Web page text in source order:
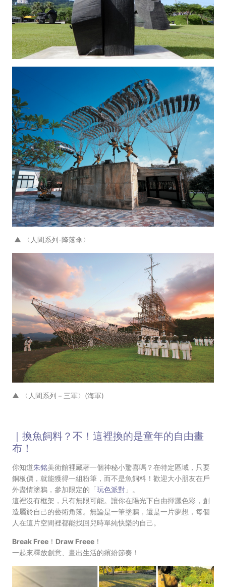
▲ 〈人間系列-降落傘〉
▲ 〈人間系列－三軍〉(海軍)
｜換魚飼料？不！這裡換的是童年的自由畫
布！
你知道朱銘美術館裡藏著一個神秘小驚喜嗎？在特定區域，只要
銅板價，就能獲得一組粉筆，而不是魚飼料！歡迎大小朋友在戶
外盡情塗鴉，參加限定的「 玩色派對 」。
這裡沒有框架，只有無限可能。讓你在陽光下自由揮灑色彩，創
造屬於自己的藝術角落。無論是一筆塗鴉，還是一片夢想，每個
人在這片空間裡都能找回兒時單純快樂的自己。
Break Free！Draw Freee！
一起來釋放創意、畫出生活的繽紛節奏！